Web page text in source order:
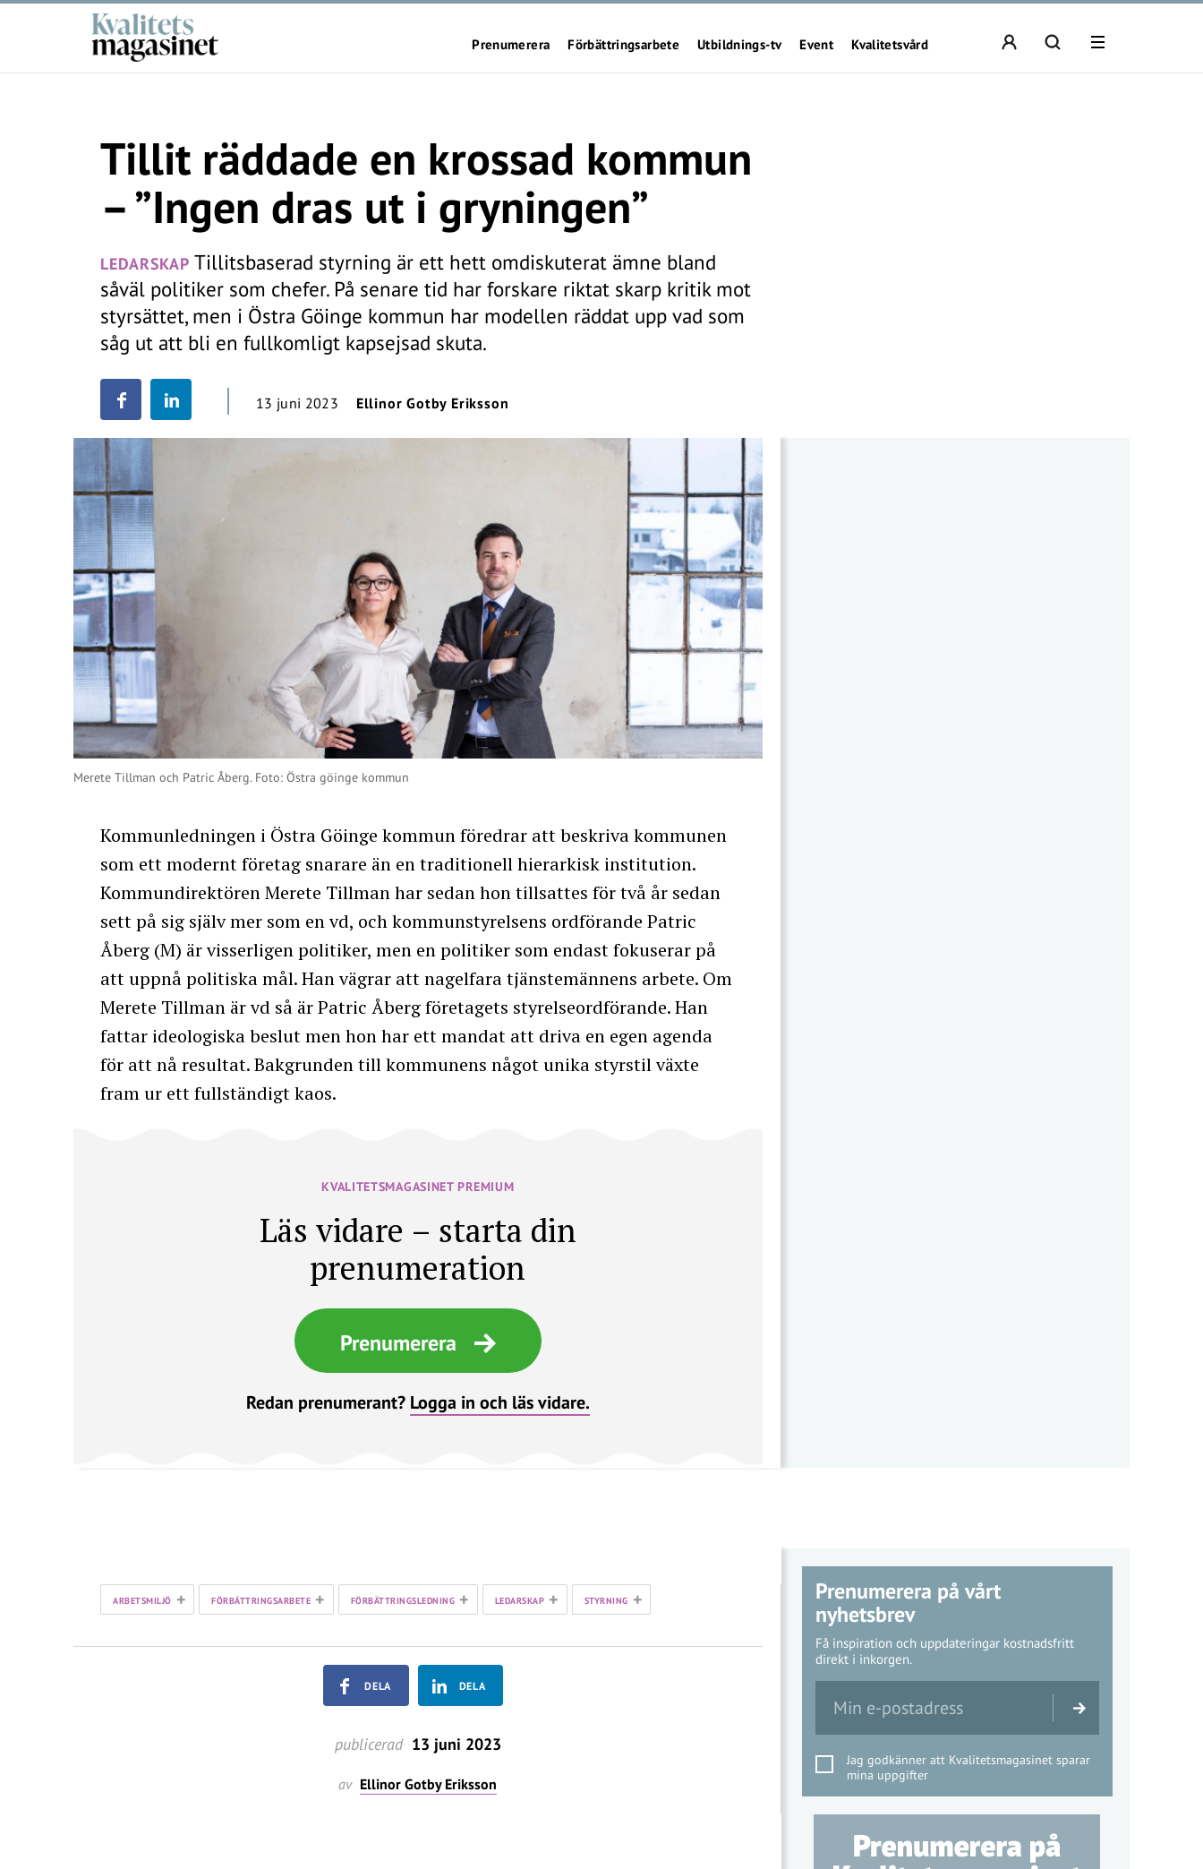
Prenumerera Förbättringsarbete Utbildnings-tv Event Kvalitetsvård
Tillit räddade en krossad kommun
– ”Ingen dras ut i gryningen”
LEDARSKAP Tillitsbaserad styrning är ett hett omdiskuterat ämne bland
såväl politiker som chefer. På senare tid har forskare riktat skarp kritik mot
styrsättet, men i Östra Göinge kommun har modellen räddat upp vad som
såg ut att bli en fullkomligt kapsejsad skuta.
13 juni 2023 Ellinor Gotby Eriksson
Merete Tillman och Patric Åberg. Foto: Östra göinge kommun
Kommunledningen i Östra Göinge kommun föredrar att beskriva kommunen
som ett modernt företag snarare än en traditionell hierarkisk institution.
Kommundirektören Merete Tillman har sedan hon tillsattes för två år sedan
sett på sig själv mer som en vd, och kommunstyrelsens ordförande Patric
Åberg (M) är visserligen politiker, men en politiker som endast fokuserar på
att uppnå politiska mål. Han vägrar att nagelfara tjänstemännens arbete. Om
Merete Tillman är vd så är Patric Åberg företagets styrelseordförande. Han
fattar ideologiska beslut men hon har ett mandat att driva en egen agenda
för att nå resultat. Bakgrunden till kommunens något unika styrstil växte
fram ur ett fullständigt kaos.
KVALITETSMAGASINET PREMIUM
Läs vidare – starta din
prenumeration
Prenumerera
Redan prenumerant? Logga in och läs vidare.
ARBETSMILJÖ + FÖRBÄTTRINGSARBETE + FÖRBÄTTRINGSLEDNING + LEDARSKAP + STYRNING +
DELA DELA
publicerad 13 juni 2023
av Ellinor Gotby Eriksson
Prenumerera på vårt
nyhetsbrev
Få inspiration och uppdateringar kostnadsfritt
direkt i inkorgen.
Jag godkänner att Kvalitetsmagasinet sparar
mina uppgifter